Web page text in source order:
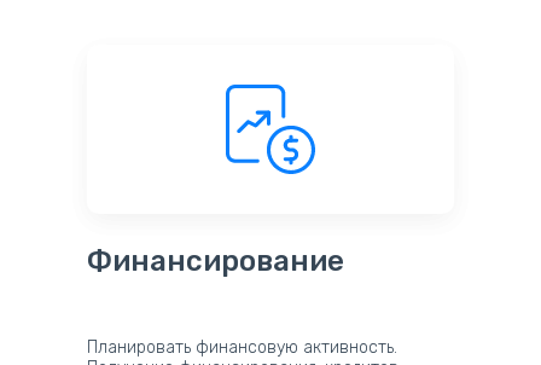
Финансирование
Планировать финансовую активность.